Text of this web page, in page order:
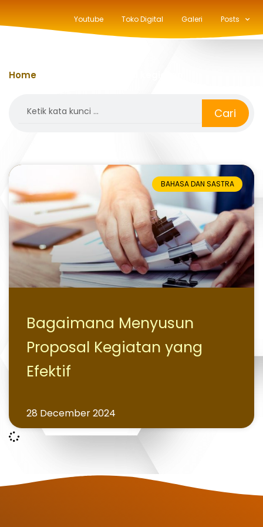
Youtube Toko Digital Galeri Posts
Home
Cari
BAHASA DAN SASTRA
Bagaimana Menyusun
Proposal Kegiatan yang
Efektif
28 December 2024